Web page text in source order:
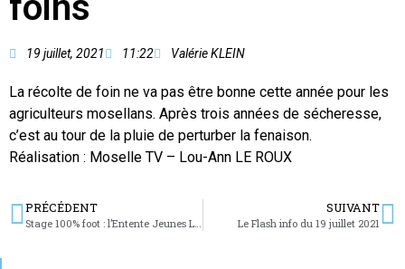
19 juillet, 2021 11:22 Valérie KLEIN
La récolte de foin ne va pas être bonne cette année pour les
agriculteurs mosellans. Après trois années de sécheresse,
c’est au tour de la pluie de perturber la fenaison.
Réalisation : Moselle TV – Lou-Ann LE ROUX
PRÉCÉDENT
Stage 100% foot : l’Entente Jeunes Le Fort Verrier finit en beauté
SUIVANT
Le Flash info du 19 juillet 2021